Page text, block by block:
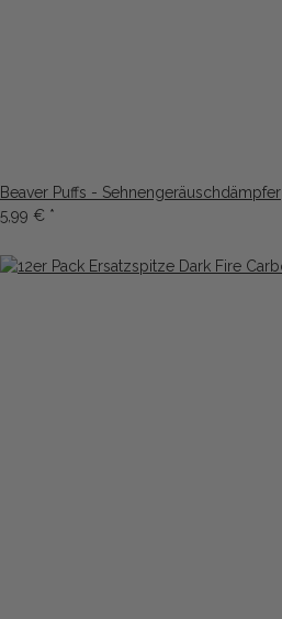
Beaver Puffs - Sehnengeräuschdämpfer
5,99 € *